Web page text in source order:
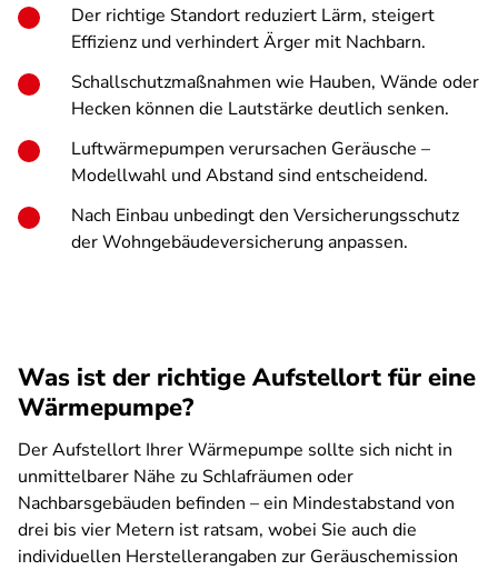
Der richtige Standort reduziert Lärm, steigert
Effizienz und verhindert Ärger mit Nachbarn.
Schallschutzmaßnahmen wie Hauben, Wände oder
Hecken können die Lautstärke deutlich senken.
Luftwärmepumpen verursachen Geräusche –
Modellwahl und Abstand sind entscheidend.
Nach Einbau unbedingt den Versicherungsschutz
der Wohngebäudeversicherung anpassen.
Was ist der richtige Aufstellort für eine
Wärmepumpe?
Der Aufstellort Ihrer Wärmepumpe sollte sich nicht in
unmittelbarer Nähe zu Schlafräumen oder
Nachbarsgebäuden befinden – ein Mindestabstand von
drei bis vier Metern ist ratsam, wobei Sie auch die
individuellen Herstellerangaben zur Geräuschemission